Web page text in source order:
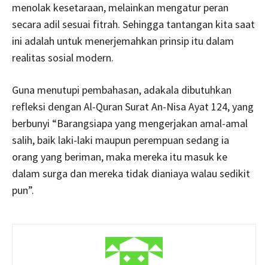
menolak kesetaraan, melainkan mengatur peran
secara adil sesuai fitrah. Sehingga tantangan kita saat
ini adalah untuk menerjemahkan prinsip itu dalam
realitas sosial modern.
Guna menutupi pembahasan, adakala dibutuhkan
refleksi dengan Al-Quran Surat An-Nisa Ayat 124, yang
berbunyi “Barangsiapa yang mengerjakan amal-amal
salih, baik laki-laki maupun perempuan sedang ia
orang yang beriman, maka mereka itu masuk ke
dalam surga dan mereka tidak dianiaya walau sedikit
pun”.